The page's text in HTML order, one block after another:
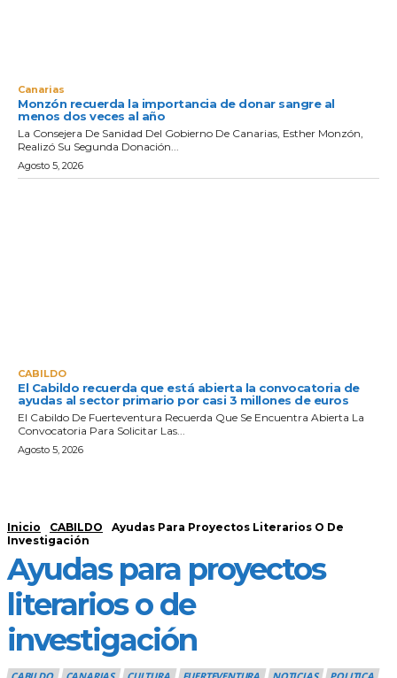
Canarias
Monzón recuerda la importancia de donar sangre al
menos dos veces al año
La Consejera De Sanidad Del Gobierno De Canarias, Esther Monzón,
Realizó Su Segunda Donación...
Agosto 5, 2026
CABILDO
El Cabildo recuerda que está abierta la convocatoria de
ayudas al sector primario por casi 3 millones de euros
El Cabildo De Fuerteventura Recuerda Que Se Encuentra Abierta La
Convocatoria Para Solicitar Las...
Agosto 5, 2026